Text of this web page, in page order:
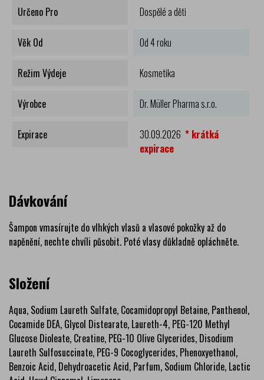
Určeno Pro Dospělé a děti
Věk Od Od 4 roku
Režim Výdeje Kosmetika
Výrobce Dr. Müller Pharma s.r.o.
Expirace 30.09.2026 * krátká
expirace
Dávkování
Šampon vmasírujte do vlhkých vlasů a vlasové pokožky až do
napěnění, nechte chvíli působit. Poté vlasy důkladně opláchněte.
Složení
Aqua, Sodium Laureth Sulfate, Cocamidopropyl Betaine, Panthenol,
Cocamide DEA, Glycol Distearate, Laureth-4, PEG-120 Methyl
Glucose Dioleate, Creatine, PEG-10 Olive Glycerides, Disodium
Laureth Sulfosuccinate, PEG-9 Cocoglycerides, Phenoxyethanol,
Benzoic Acid, Dehydroacetic Acid, Parfum, Sodium Chloride, Lactic